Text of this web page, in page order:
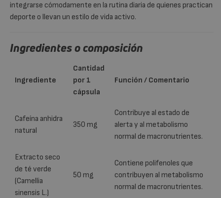
integrarse cómodamente en la rutina diaria de quienes practican
deporte o llevan un estilo de vida activo.
Ingredientes o composición
Ingrediente
Cantidad
por 1
cápsula
Función / Comentario
Cafeína anhidra
natural
350 mg
Contribuye al estado de
alerta y al metabolismo
normal de macronutrientes.
Extracto seco
de té verde
(Camellia
sinensis L.)
50 mg
Contiene polifenoles que
contribuyen al metabolismo
normal de macronutrientes.